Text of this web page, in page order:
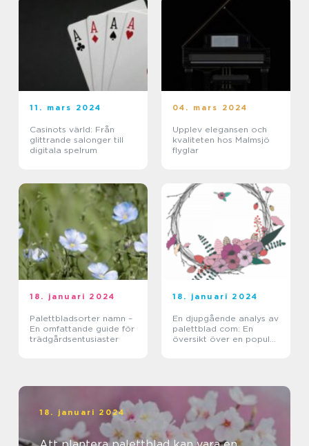
11. mars 2024
Casinots värld: Från
glittrande salonger till
digitala spelrum
04. mars 2024
Upplev elegansen och
kvaliteten hos Malmsjö
flyglar
18. januari 2024
Palettbladsorter namn –
En omfattande guide för
trädgårdsentusiaster
18. januari 2024
En djupgående analys av
palettblad com: En
översikt över en populär
18. januari 2024